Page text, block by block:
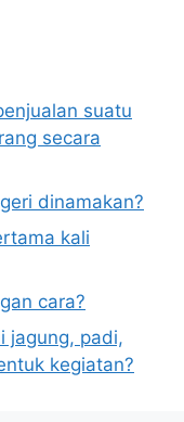
suatu
secara
dinamakan?
kali
cara?
jagung, padi,
kegiatan?